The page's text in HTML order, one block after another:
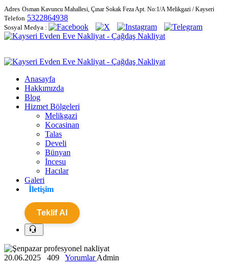
Adres Osman Kavuncu Mahallesi, Çınar Sokak Feza Apt. No:1/A Melikgazi / Kayseri
Telefon 5322864938
Sosyal Medya :
Anasayfa
Hakkımızda
Blog
Hizmet Bölgeleri
Melikgazi
Kocasinan
Talas
Develi
Bünyan
İncesu
Hacılar
Galeri
İletişim
Teklif Al
20.06.2025 409 YorumlarAdmin